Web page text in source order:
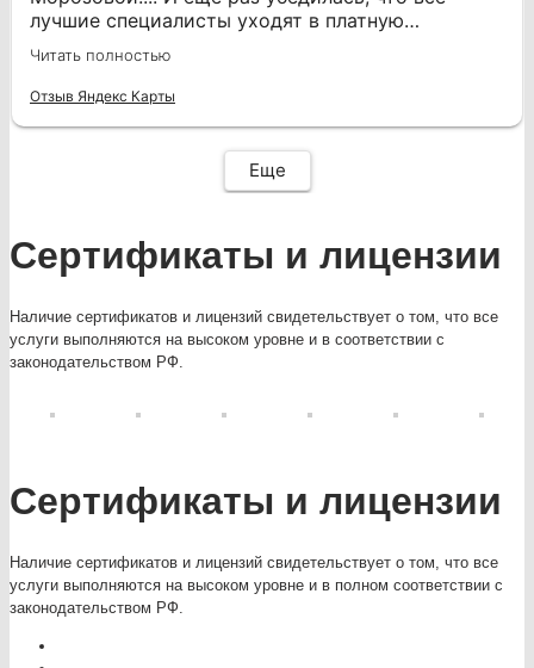
очень располагающая .Теперь с уверенностью
могу рекомендовать клинику Мистер ПрезиДент
всем, кто ценит качество и заботу о своем
здоровье!
лучшие специалисты уходят в платную
медицину! Очень хороший врач, знающий свое
дело, тактична, спокойна, аккуратна! Боли не
было совсем В первый раз спасла меня просто
Читать полностью
Отзыв Яндекс Карты
Еще
Сертификаты и лицензии
Наличие сертификатов и лицензий свидетельствует о том, что все
услуги выполняются на высоком уровне и в соответствии с
законодательством РФ.
Сертификаты и лицензии
Наличие сертификатов и лицензий свидетельствует о том, что все
услуги выполняются на высоком уровне и в полном соответствии с
законодательством РФ.